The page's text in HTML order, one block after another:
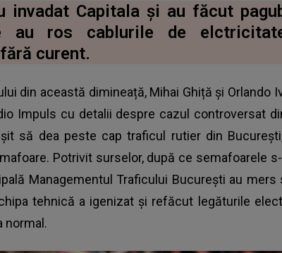
invadat Capitala și au făcut
au ros cablurile de
curent.
din această dimineață, Mihai Ghiță și Orlando
Impuls cu detalii despre cazul controversat
să dea peste cap traficul rutier din
. Potrivit surselor, după ce semafoarele
Managementul Traficului București au
tehnică a igenizat și refăcut legăturile
normal.